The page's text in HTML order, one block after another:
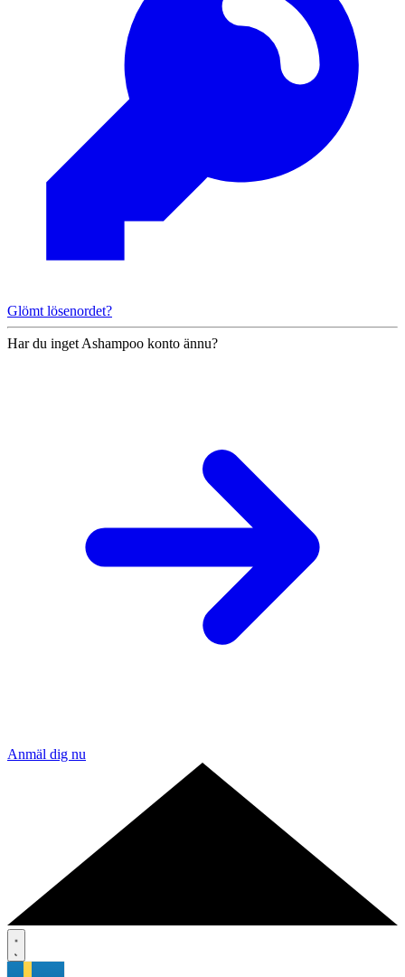
Glömt lösenordet?
Har du inget Ashampoo konto ännu?
Anmäl dig nu